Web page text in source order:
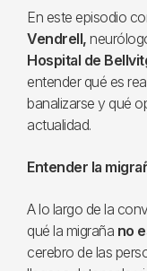
En este episodio
Vendrell,
Hospital de
entender qué es
banalizarse y qué
actualidad.
Entender la
A lo largo de la
qué la migraña no
cerebro de las